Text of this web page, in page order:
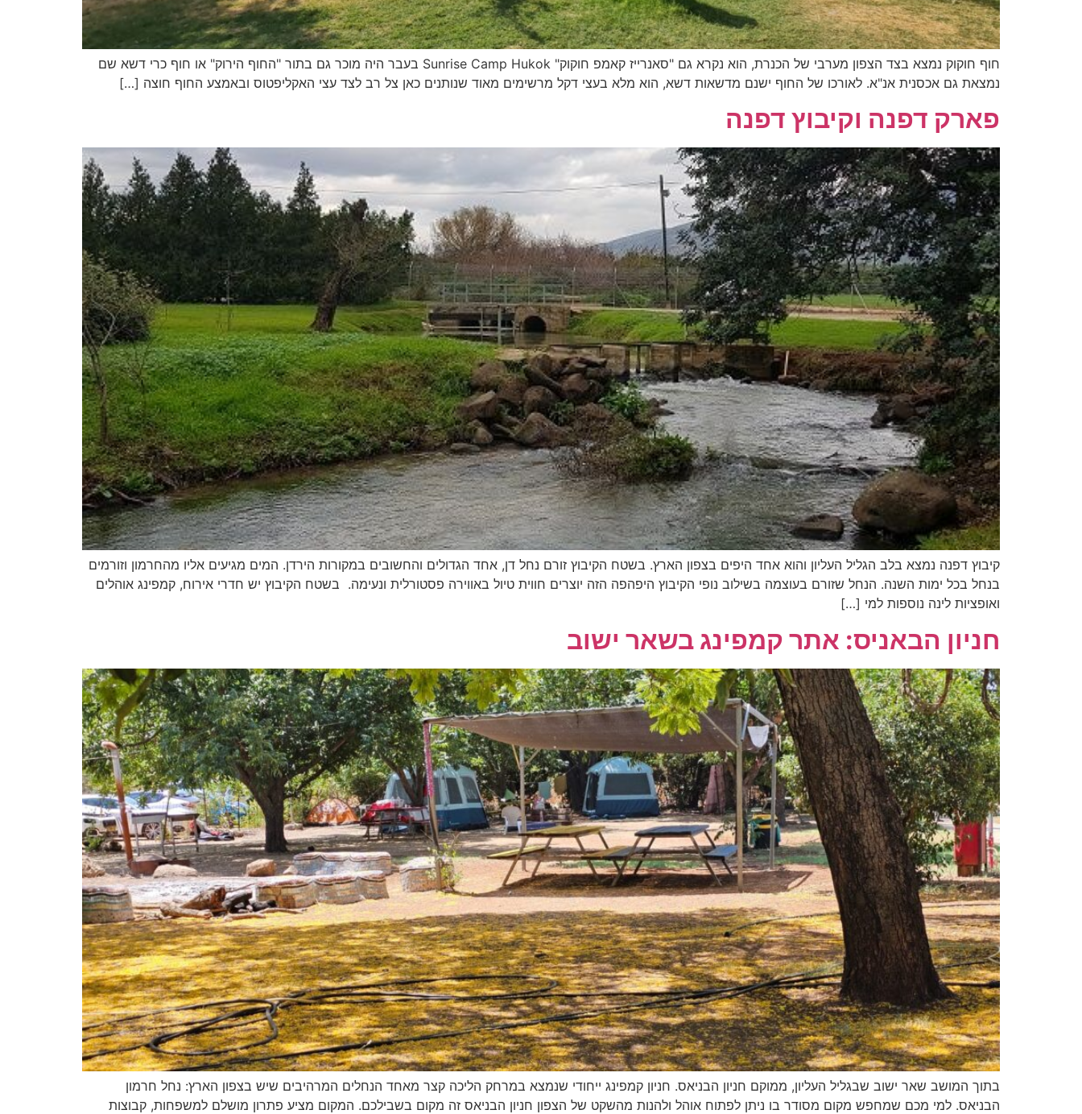
חוף חוקוק נמצא בצד הצפון מערבי של הכנרת, הוא נקרא גם "סאנרייז קאמפ חוקוק" Sunrise Camp Hukok בעבר היה מוכר גם בתור "החוף הירוק" או חוף כרי דשא שם
נמצאת גם אכסנית אנ"א. לאורכו של החוף ישנם מדשאות דשא, הוא מלא בעצי דקל מרשימים מאוד שנותנים כאן צל רב לצד עצי האקליפטוס ובאמצע החוף חוצה […]
פארק דפנה וקיבוץ דפנה
קיבוץ דפנה נמצא בלב הגליל העליון והוא אחד היפים בצפון הארץ. בשטח הקיבוץ זורם נחל דן, אחד הגדולים והחשובים במקורות הירדן. המים מגיעים אליו מהחרמון וזורמים
בנחל בכל ימות השנה. הנחל שזורם בעוצמה בשילוב נופי הקיבוץ היפהפה הזה יוצרים חווית טיול באווירה פסטורלית ונעימה. בשטח הקיבוץ יש חדרי אירוח, קמפינג אוהלים
ואופציות לינה נוספות למי […]
חניון הבאניס: אתר קמפינג בשאר ישוב
בתוך המושב שאר ישוב שבגליל העליון, ממוקם חניון הבניאס. חניון קמפינג ייחודי שנמצא במרחק הליכה קצר מאחד הנחלים המרהיבים שיש בצפון הארץ: נחל חרמון
הבניאס. למי מכם שמחפש מקום מסודר בו ניתן לפתוח אוהל ולהנות מהשקט של הצפון חניון הבניאס זה מקום בשבילכם. המקום מציע פתרון מושלם למשפחות, קבוצות